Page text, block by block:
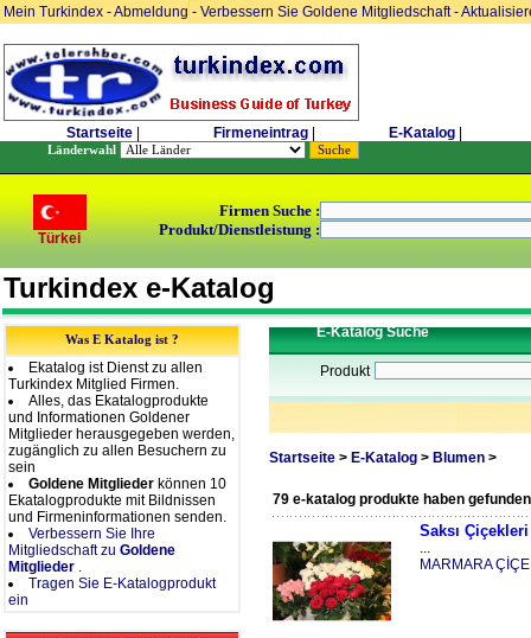
Mein Turkindex -Abmeldung- Verbessern Sie Goldene Mitgliedschaft-
Startseite Firmeneintrag E-Katalog
Länderwahl
Türkei
Firmen Suche :
Produkt/Dienstleistung :
Turkindex e-Katalog
Was E Katalog ist ?
Ekatalog ist Dienst zu allen
Turkindex Mitglied Firmen.
Alles, das Ekatalogprodukte
und Informationen Goldener
Mitglieder herausgegeben werden,
zugänglich zu allen Besuchern zu
sein
Goldene Mitglieder können 10
Ekatalogprodukte mit Bildnissen
und Firmeninformationen senden.
Verbessern Sie Ihre
Mitgliedschaft zu Goldene
Mitglieder .
Tragen Sie E-Katalogprodukt
ein
E-Katalog Suche
Produkt
Startseite > E-Katalog> Blumen>
79 e-katalog produkte haben gefunden
Saksı Çiçekleri
...
MARMARA